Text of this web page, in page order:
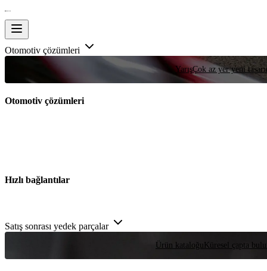
Otomotiv çözümleri
YarışÇok az yer yeni
Otomotiv çözümleri
Hızlı bağlantılar
Satış sonrası yedek parçalar
Ürün kataloğu Küresel çapta